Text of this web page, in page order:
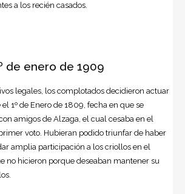
a los recién casados.
de enero de 1909
legales, los complotados decidieron actuar
1º de Enero de 1809, fecha en que se
amigos de Alzaga, el cual cesaba en el
voto. Hubieran podido triunfar de haber
amplia participación a los criollos en el
no hicieron porque deseaban mantener su